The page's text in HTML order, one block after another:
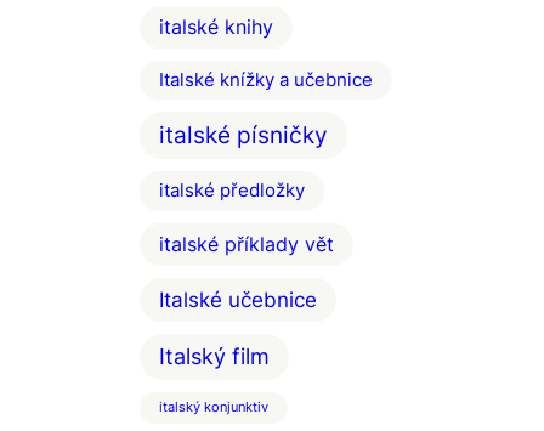
italské knihy
Italské knížky a učebnice
italské písničky
italské předložky
italské příklady vět
Italské učebnice
Italský film
italský konjunktiv